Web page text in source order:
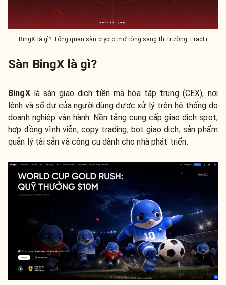
BingX là gì? Tổng quan sàn crypto mở rộng sang thị trường TradFi
Sàn BingX là gì?
BingX là sàn giao dịch tiền mã hóa tập trung (CEX), nơi
lệnh và số dư của người dùng được xử lý trên hệ thống do
doanh nghiệp vận hành. Nền tảng cung cấp giao dịch spot,
hợp đồng vĩnh viễn, copy trading, bot giao dịch, sản phẩm
quản lý tài sản và công cụ dành cho nhà phát triển.